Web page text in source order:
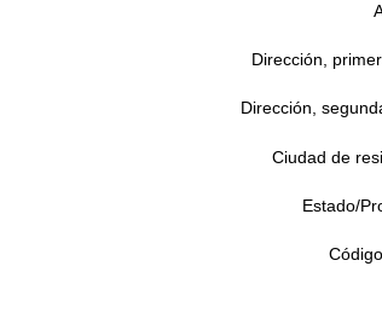
Dirección,
Dirección,
Ciudad de
Estado/